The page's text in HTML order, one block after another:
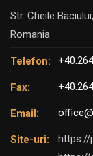
Str. Cheile
Romania
Telefon:
Fax:
Email:
Site-uri:
https://